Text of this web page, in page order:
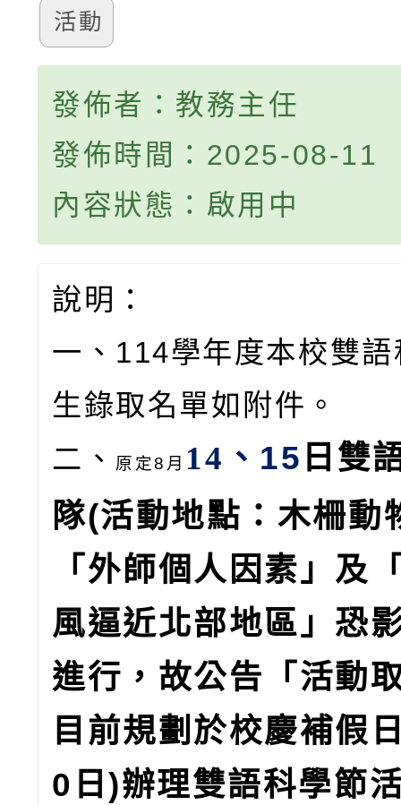
活動
發佈者：教務主任
發佈時間：2025-08-11
內容狀態：啟用中
說明：
一、114學年度本校雙
生錄取名單如附件。
二、
原定8月 14 、15 日雙
隊(活動地點：木柵動
「外師個人因素」及
風逼近北部地區」恐
進行，故公告「活動
目前規劃於校慶補假
0日)辦理雙語科學節